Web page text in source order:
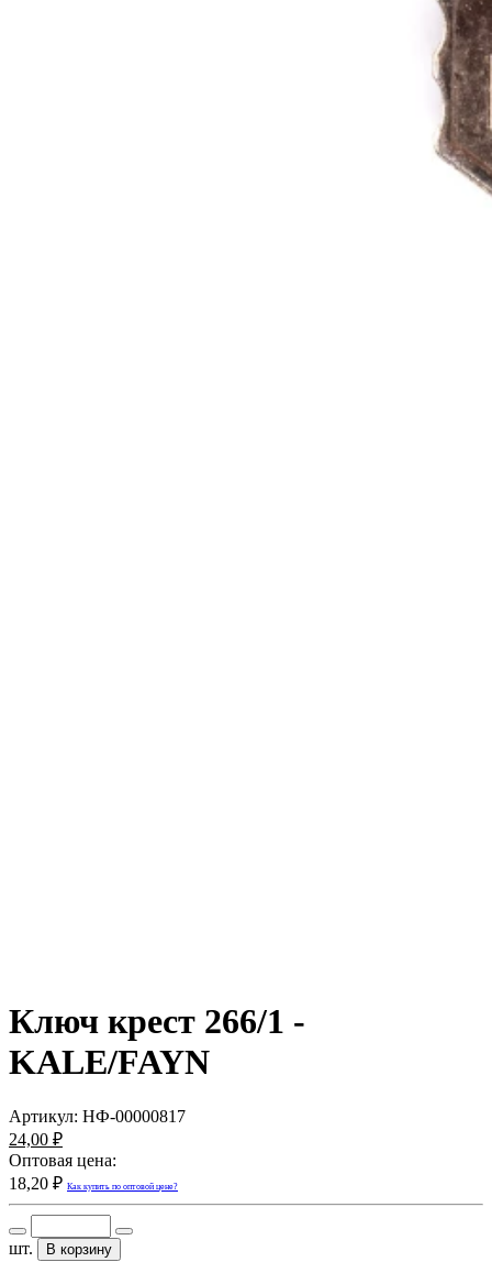
Ключ крест 266/1 -
KALE/FAYN
Артикул: НФ-00000817
24,00 ₽
Оптовая цена:
18,20 ₽ Как купить по оптовой цене?
шт. В корзину